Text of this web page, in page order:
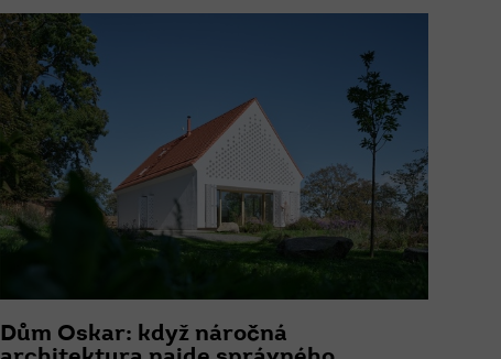
Dům Oskar: když náročná